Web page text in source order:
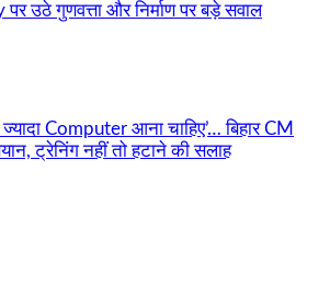
उठे गुणवत्ता और निर्माण पर बड़े सवाल
Computer आना चाहिए’… बिहार CM
ट्रेनिंग नहीं तो हटाने की सलाह